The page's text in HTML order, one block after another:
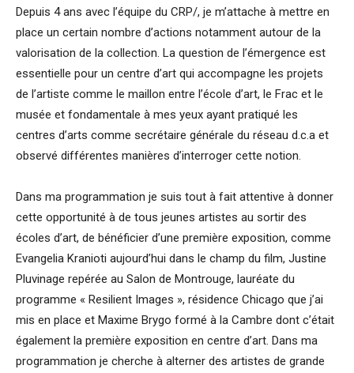
Depuis 4 ans avec l’équipe du CRP/, je m’attache à mettre en
place un certain nombre d’actions notamment autour de la
valorisation de la collection. La question de l’émergence est
essentielle pour un centre d’art qui accompagne les projets
de l’artiste comme le maillon entre l’école d’art, le Frac et le
musée et fondamentale à mes yeux ayant pratiqué les
centres d’arts comme secrétaire générale du réseau d.c.a et
observé différentes manières d’interroger cette notion.
Dans ma programmation je suis tout à fait attentive à donner
cette opportunité à de tous jeunes artistes au sortir des
écoles d’art, de bénéficier d’une première exposition, comme
Evangelia Kranioti aujourd’hui dans le champ du film, Justine
Pluvinage repérée au Salon de Montrouge, lauréate du
programme « Resilient Images », résidence Chicago que j’ai
mis en place et Maxime Brygo formé à la Cambre dont c’était
également la première exposition en centre d’art. Dans ma
programmation je cherche à alterner des artistes de grande